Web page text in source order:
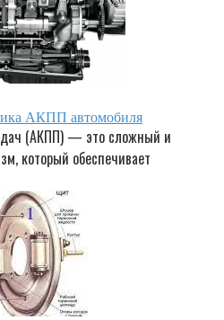
АКПП автомобиля
(АКПП) — это сложный и
который обеспечивает